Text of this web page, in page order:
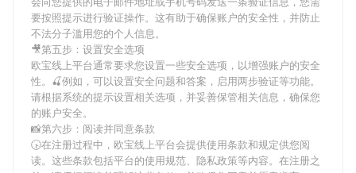
要按照提示进行验证操作。这有助于确保账户的安全性，并防止
不法分子滥用您的个人信息。
🎥第五步：设置安全选项
欧宝线上平台通常要求您设置一些安全选项，以增强账户的安全
性。🍒例如，可以设置安全问题和答案，启用两步验证等功能。
请根据系统的提示设置相关选项，并妥善保管相关信息，确保您
的账户安全。
📸第六步：阅读并同意条款
🕟在注册过程中， 欧宝线上平台会提供使用条款和规定供您阅
读。这些条款包括平台的使用规范、隐私政策等内容。在注册之